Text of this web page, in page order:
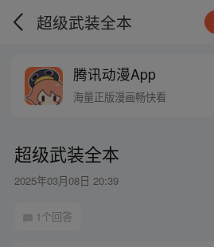
超级武装全本
腾讯动漫App
海量正版漫画畅快看
超级武装全本
2025年03月08日 20:39
1个回答